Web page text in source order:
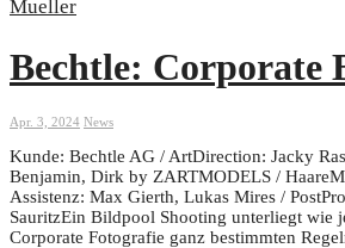
Bechtle: Corporate
Apr. 3, 2024 News
Kunde: Bechtle AG / ArtDirection: Jacky
Benjamin, Dirk by ZARTMODELS /
Assistenz: Max Gierth, Lukas Mires /
SauritzEin Bildpool Shooting unterliegt wie
Corporate Fotografie ganz bestimmten